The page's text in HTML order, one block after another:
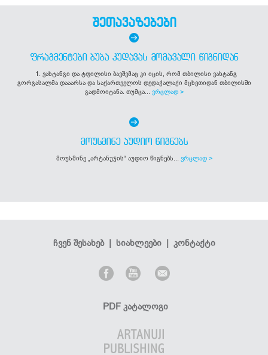
შეთავაზებები
ᲤᲠᲐᲒᲛᲔᲜᲢᲔᲑᲘ ᲑᲣᲑᲐ ᲙᲣᲓᲐᲕᲐᲡ ᲛᲝᲛᲐᲕᲐᲚᲘ ᲬᲘᲒᲜᲘᲓᲐᲜ
1. ვახტანგი და ტფილისი ბავშვმაც კი იცის, რომ თბილისი ვახტანგ
გორგასალმა დააარსა და საქართველოს დედაქალაქი მცხეთიდან თბილისში
გადმოიტანა. თუმცა... ვრცლად >
ᲛᲝᲣᲡᲛᲘᲜᲔ ᲐᲣᲓᲘᲝ ᲬᲘᲒᲜᲔᲑᲡ
მოუსმინე „არტანუჯის“ აუდიო წიგნებს... ვრცლად >
ჩვენ შესახებ| სიახლეები| კონტაქტი
PDF კატალოგი